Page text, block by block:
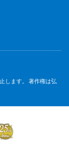
します。 著作権は弘